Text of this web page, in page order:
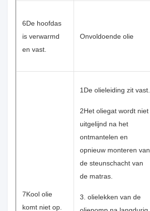
6De hoofdas
is verwarmd
en vast.
Onvoldoende olie
7Kool olie
komt niet op.
1De olieleiding zit vast.
2Het oliegat wordt niet
uitgelijnd na het
ontmantelen en
opnieuw monteren van
de steunschacht van
de matras.
3. olielekken van de